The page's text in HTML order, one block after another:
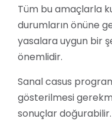
Tüm bu amaçlarla
durumların önüne
yasalara uygun bir
önemlidir.
Sanal casus
gösterilmesi
sonuçlar